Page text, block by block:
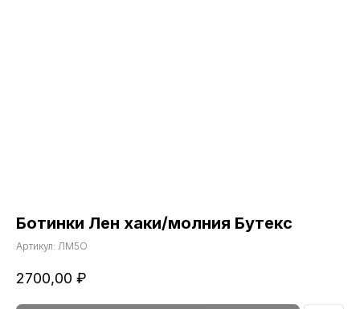
Ботинки Лен хаки/молния Бутекс
Артикул: ЛМ5О
2700,00 ₽